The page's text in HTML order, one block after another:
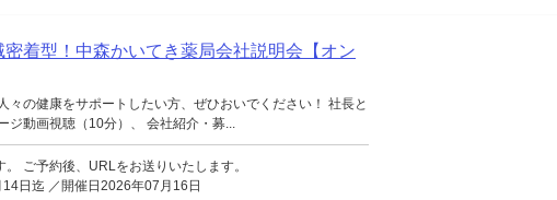
密着型！中森かいてき薬局会社説明会【オン
々の健康をサポートしたい方、ぜひおいでください！ 社長と
ジ動画視聴（10分）、 会社紹介・募...
ご予約後、URLをお送りいたします。
日迄 ／開催日2026年07月16日